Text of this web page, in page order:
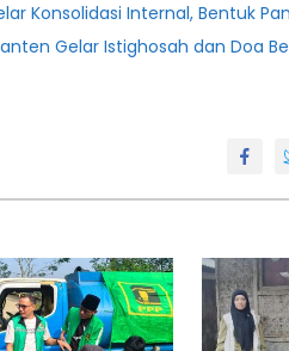
Konsolidasi Internal, Bentuk
Gelar Istighosah dan Doa